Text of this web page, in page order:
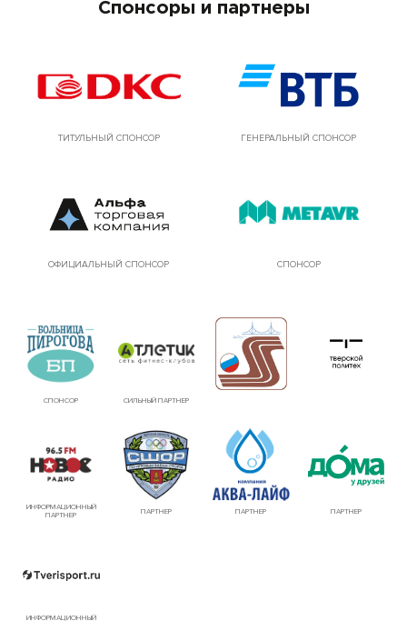
Спонсоры и партнеры
ТИТУЛЬНЫЙ СПОНСОР ГЕНЕРАЛЬНЫЙ СПОНСОР
ОФИЦИАЛЬНЫЙ СПОНСОР СПОНСОР
СПОНСОР СИЛЬНЫЙ ПАРТНЕР
ИНФОРМАЦИОННЫЙ
ПАРТНЕР
ПАРТНЕР ПАРТНЕР ПАРТНЕР
ИНФОРМАЦИОННЫЙ